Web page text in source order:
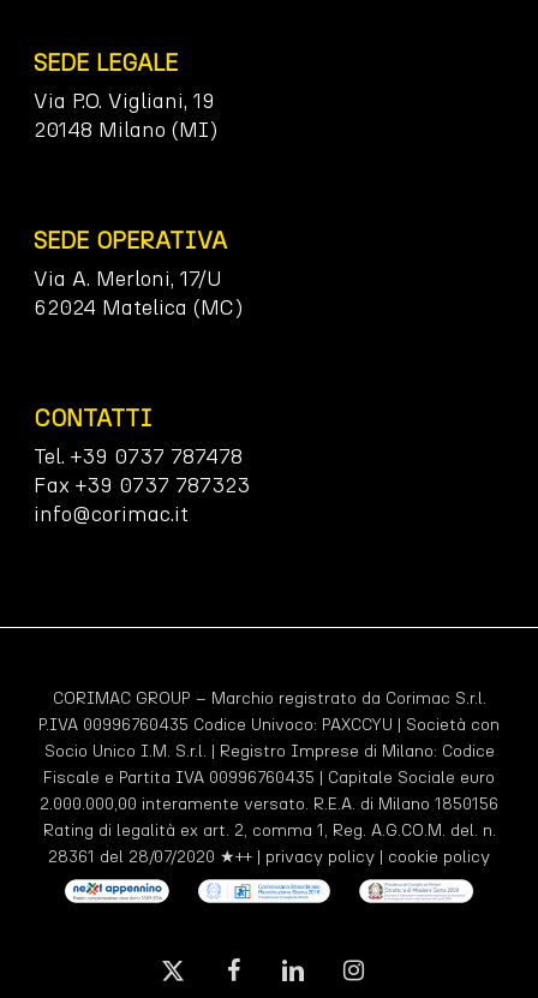
SEDE LEGALE
Via P.O. Vigliani, 19
20148 Milano (MI)
SEDE OPERATIVA
Via A. Merloni, 17/U
62024 Matelica (MC)
CONTATTI
Tel. +39 0737 787478
Fax +39 0737 787323
info@corimac.it
CORIMAC GROUP – Marchio registrato da Corimac S.r.l.
P.IVA 00996760435 Codice Univoco: PAXCCYU | Società con
Socio Unico I.M. S.r.l. | Registro Imprese di Milano: Codice
Fiscale e Partita IVA 00996760435 | Capitale Sociale euro
2.000.000,00 interamente versato. R.E.A. di Milano 1850156
Rating di legalità ex art. 2, comma 1, Reg. A.G.CO.M. del. n.
28361 del 28/07/2020 ★++ | privacy policy | cookie policy
x-
facebooklinkedin instagram